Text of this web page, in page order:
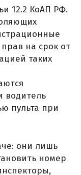
12.2 КоАП РФ.
на срок от
таких
водитель
пульта при
они лишь
номер